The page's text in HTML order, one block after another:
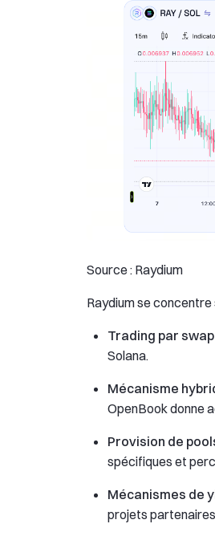
Source : Raydium
Raydium se
Trading par
Solana.
Mécanisme
OpenBook donne
Provision de
spécifiques et
Mécanismes de
projets